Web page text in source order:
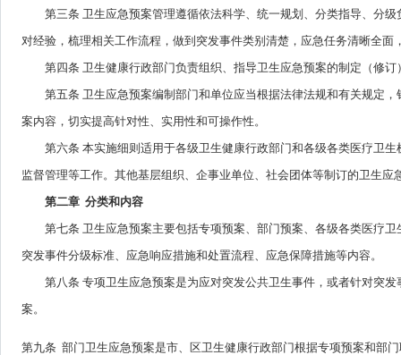
第三条 卫生应急预案管理遵循依法科学、统一规划、分类指导、分级
对经验，梳理相关工作流程，做到突发事件类别清楚，应急任务清晰全
第四条 卫生健康行政部门负责组织、指导卫生应急预案的制定（修订
第五条 卫生应急预案编制部门和单位应当根据法律法规和有关规定，
案内容，切实提高针对性、实用性和可操作性。
第六条 本实施细则适用于各级卫生健康行政部门和各级各类医疗卫生
监督管理等工作。其他基层组织、企事业单位、社会团体等制订的卫生
第二章 分类和内容
第七条 卫生应急预案主要包括专项预案、部门预案、各级各类医疗卫
突发事件分级标准、应急响应措施和处置流程、应急保障措施等内容。
第八条 专项卫生应急预案是为应对突发公共卫生事件，或者针对突发
案。
第九条 部门卫生应急预案是市、区卫生健康行政部门根据专项预案和部